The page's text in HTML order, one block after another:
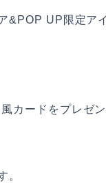
&POP UP限定ア
カードをプレゼン
。